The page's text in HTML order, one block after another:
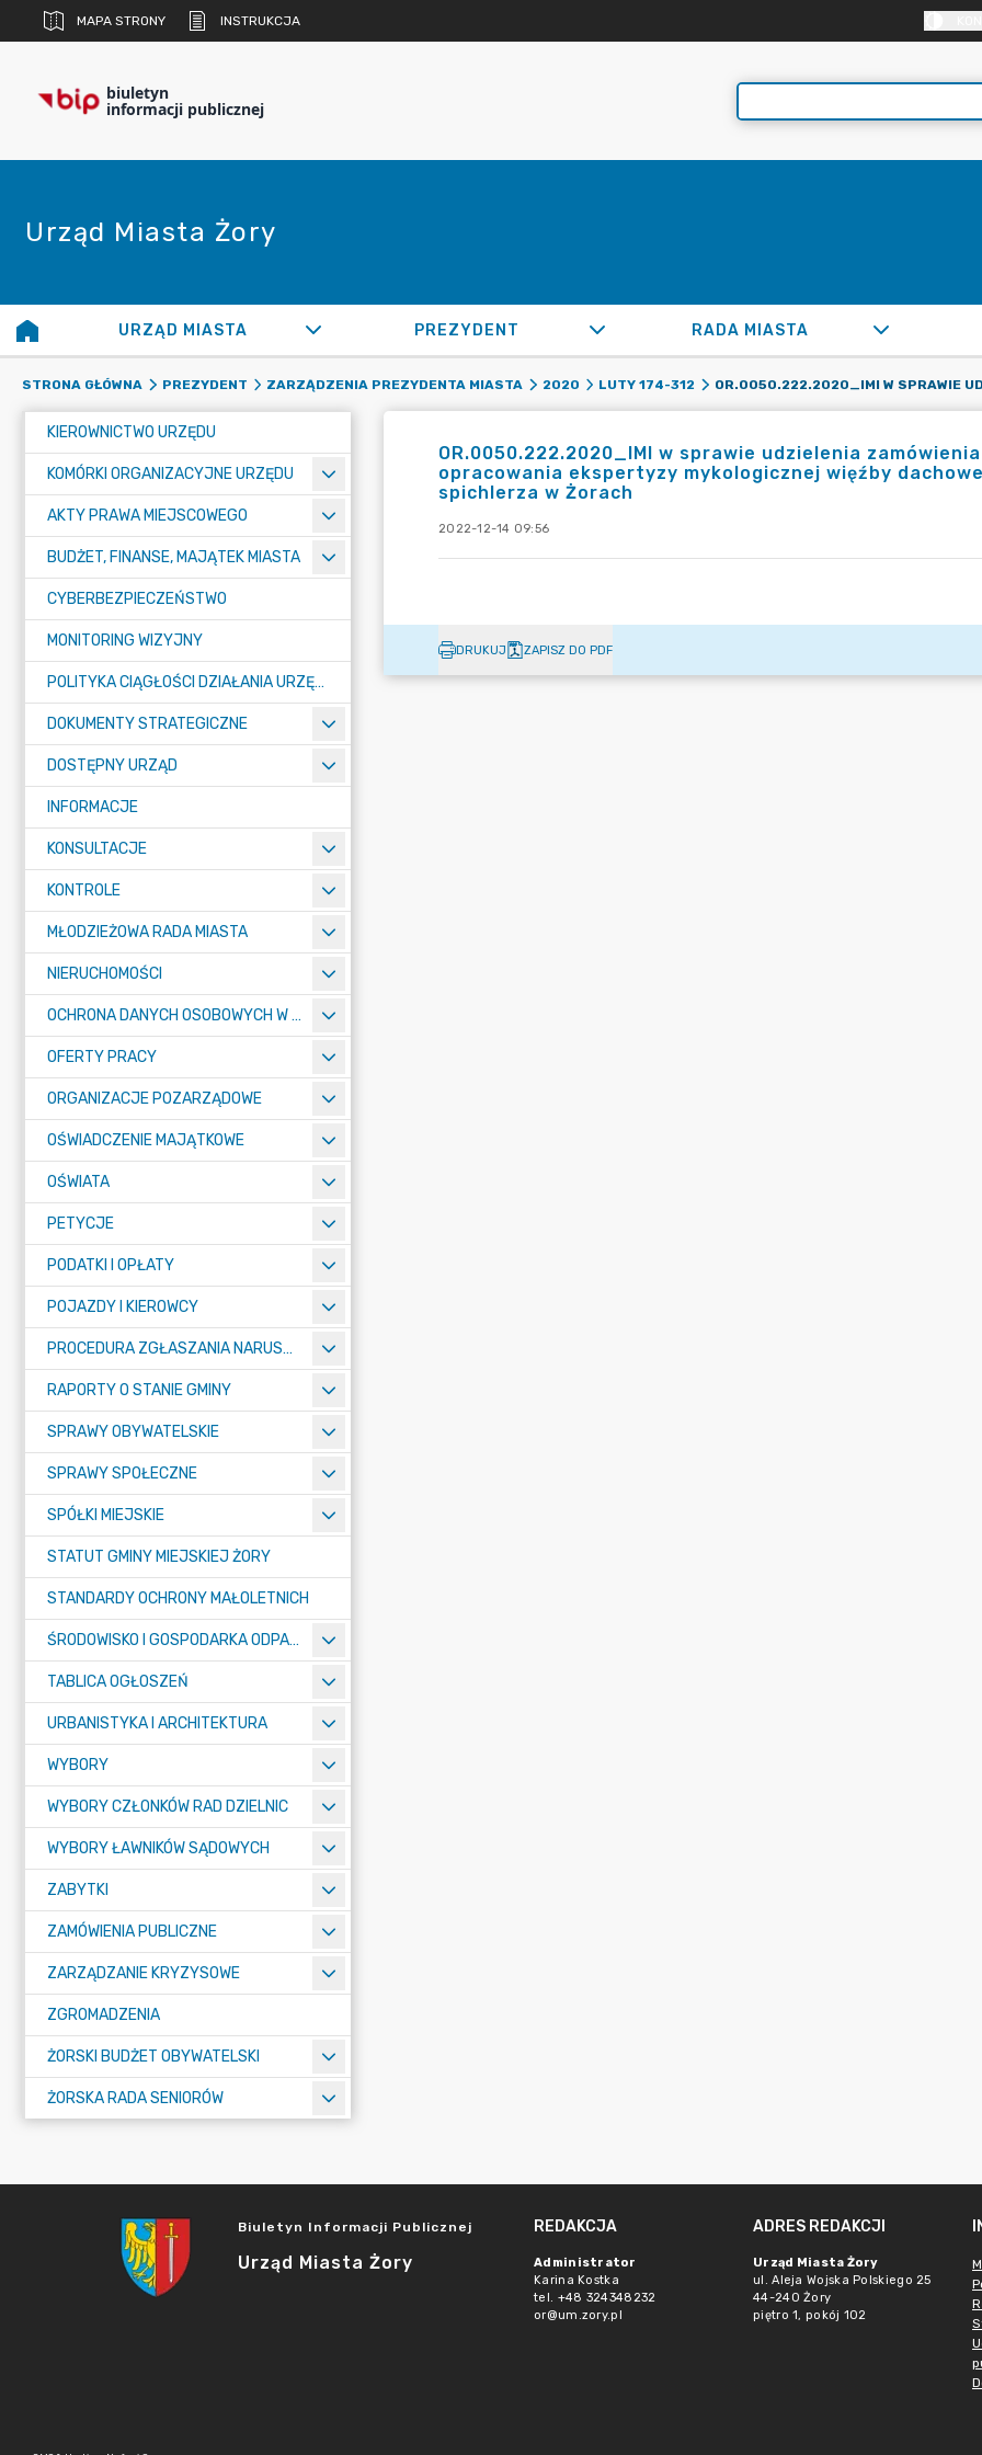
MAPA STRONY INSTRUKCJA
biuletyn
informacji publicznej
Urząd Miasta Żory
URZĄD MIASTA PREZYDENT RADA MIASTA
STRONA GŁÓWNA PREZYDENT ZARZĄDZENIA PREZYDENTA MIASTA 2020 LUTY 174-312
KIEROWNICTWO URZĘDU
KOMÓRKI ORGANIZACYJNE URZĘDU
AKTY PRAWA MIEJSCOWEGO
BUDŻET, FINANSE, MAJĄTEK MIASTA
CYBERBEZPIECZEŃSTWO
MONITORING WIZYJNY
POLITYKA CIĄGŁOŚCI DZIAŁANIA URZĘDU MIASTA ŻORY
DOKUMENTY STRATEGICZNE
DOSTĘPNY URZĄD
INFORMACJE
KONSULTACJE
KONTROLE
MŁODZIEŻOWA RADA MIASTA
NIERUCHOMOŚCI
OCHRONA DANYCH OSOBOWYCH W URZĘDZIE MIASTA ŻORY - RODO
OFERTY PRACY
ORGANIZACJE POZARZĄDOWE
OŚWIADCZENIE MAJĄTKOWE
OŚWIATA
PETYCJE
PODATKI I OPŁATY
POJAZDY I KIEROWCY
PROCEDURA ZGŁASZANIA NARUSZEŃ PRAWA
RAPORTY O STANIE GMINY
SPRAWY OBYWATELSKIE
SPRAWY SPOŁECZNE
SPÓŁKI MIEJSKIE
STATUT GMINY MIEJSKIEJ ŻORY
STANDARDY OCHRONY MAŁOLETNICH
ŚRODOWISKO I GOSPODARKA ODPADAMI
TABLICA OGŁOSZEŃ
URBANISTYKA I ARCHITEKTURA
WYBORY
WYBORY CZŁONKÓW RAD DZIELNIC
WYBORY ŁAWNIKÓW SĄDOWYCH
ZABYTKI
ZAMÓWIENIA PUBLICZNE
ZARZĄDZANIE KRYZYSOWE
ZGROMADZENIA
ŻORSKI BUDŻET OBYWATELSKI
ŻORSKA RADA SENIORÓW
OR.0050.222.2020_IMI w sprawie udzielenia
opracowania ekspertyzy mykologicznej więźby
spichlerza w Żorach
2022-12-14 09:56
DRUKUJ ZAPISZ DO PDF
Biuletyn Informacji Publicznej
Urząd Miasta Żory
REDAKCJA
Administrator
Karina Kostka
tel. +48 324348232
or@um.zory.pl
ADRES REDAKCJI
Urząd Miasta Żory
ul. Aleja Wojska Polskiego 25
44-240 Żory
piętro 1, pokój 102